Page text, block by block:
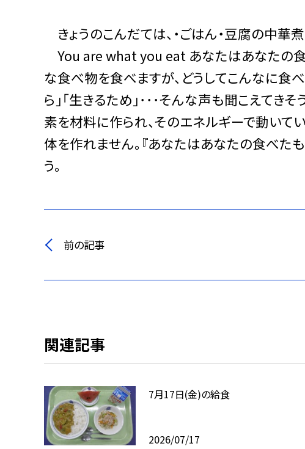
きょうのこんだては、・ごはん・豆腐の中華煮
You are what you eat あなたはあなたの食
な食べ物を食べますが、どうしてこんなに食
ら｣｢生きるため｣･･･そんな声も聞こえてき
素を材料に作られ、そのエネルギーで動いて
体を作れません。『あなたはあなたの食べた
う。
前の記事
関連記事
7月17日(金)の給食
2026/07/17